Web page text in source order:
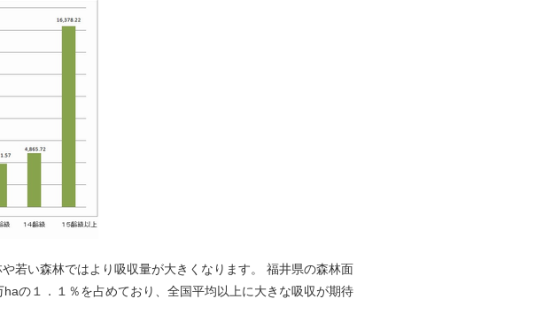
若い森林ではより吸収量が大きくなります。 福井県の森林面
の１．１％を占めており、全国平均以上に大きな吸収が期待